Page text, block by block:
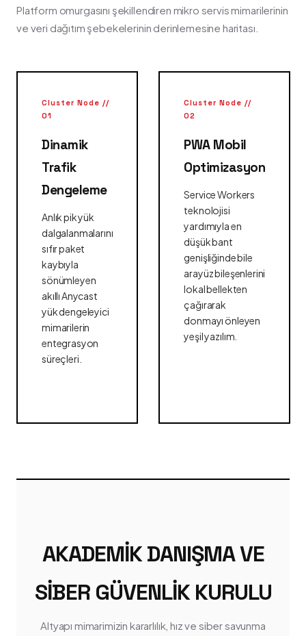
Platform omurgasını şekillendiren mikro servis mimarilerinin
ve veri dağıtım şebekelerinin derinlemesine haritası.
Cluster Node //
01
Dinamik
Trafik
Dengeleme
Anlık pik yük
dalgalanmalarını
sıfır paket
kaybıyla
sönümleyen
akıllı Anycast
yük dengeleyici
mimarilerin
entegrasyon
süreçleri.
Cluster Node //
02
PWA Mobil
Optimizasyon
Service Workers
teknolojisi
yardımıyla en
düşük bant
genişliğinde bile
arayüz bileşenlerini
lokal bellekten
çağırarak
donmayı önleyen
yeşil yazılım.
AKADEMIK DANIŞMA VE
SIBER GÜVENLIK KURULU
Altyapı mimarimizin kararlılık, hız ve siber savunma